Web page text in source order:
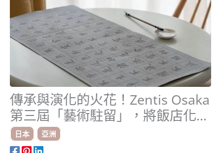
傳承與演化的火花！Zentis Osaka
第三屆「藝術駐留」，將飯店化身
動態美術館
日本 亞洲